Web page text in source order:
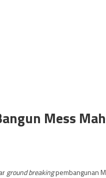
Mess
ground breakingpembangunan